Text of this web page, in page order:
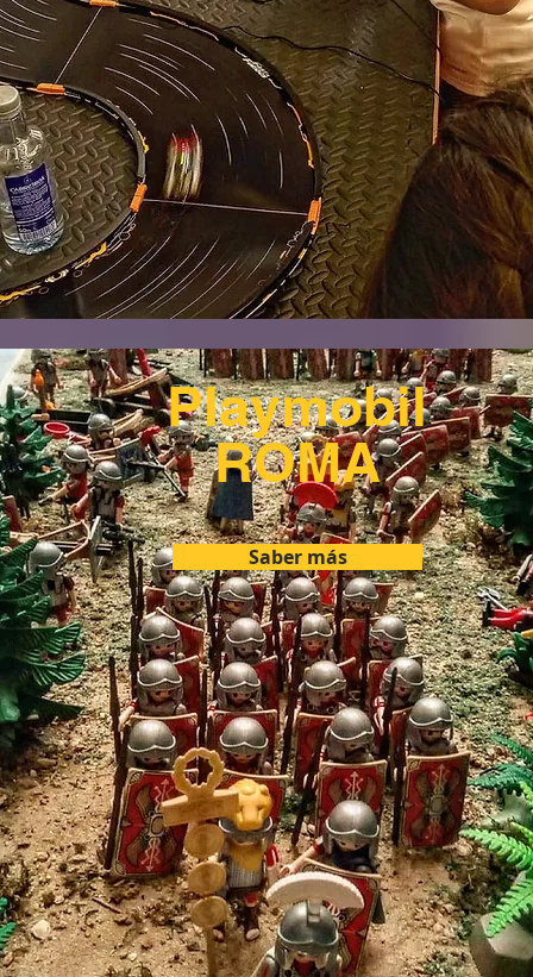
Playmobil
ROMA
Saber más